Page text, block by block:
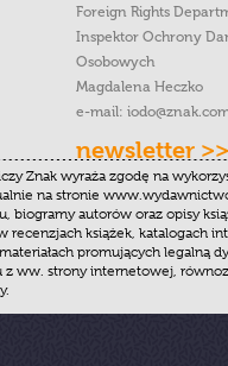
Foreign Rights
Inspektor Ochrony
Osobowych
Magdalena Heczko
e-mail:
newsletter >>
Znak wyraża zgodę na
na stronie
biogramy autorów oraz opisy
recenzjach książek, katalogach
promujących legalną
z ww. strony internetowej,